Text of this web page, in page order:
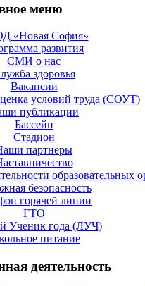
меню
«Новая София»
развития
СМИ о нас
здоровья
Вакансии
условий труда (СОУТ)
публикации
Бассейн
Стадион
партнеры
образовательных
безопасность
горячей линии
ГТО
Ученик года (ЛУЧ)
питание
деятельность